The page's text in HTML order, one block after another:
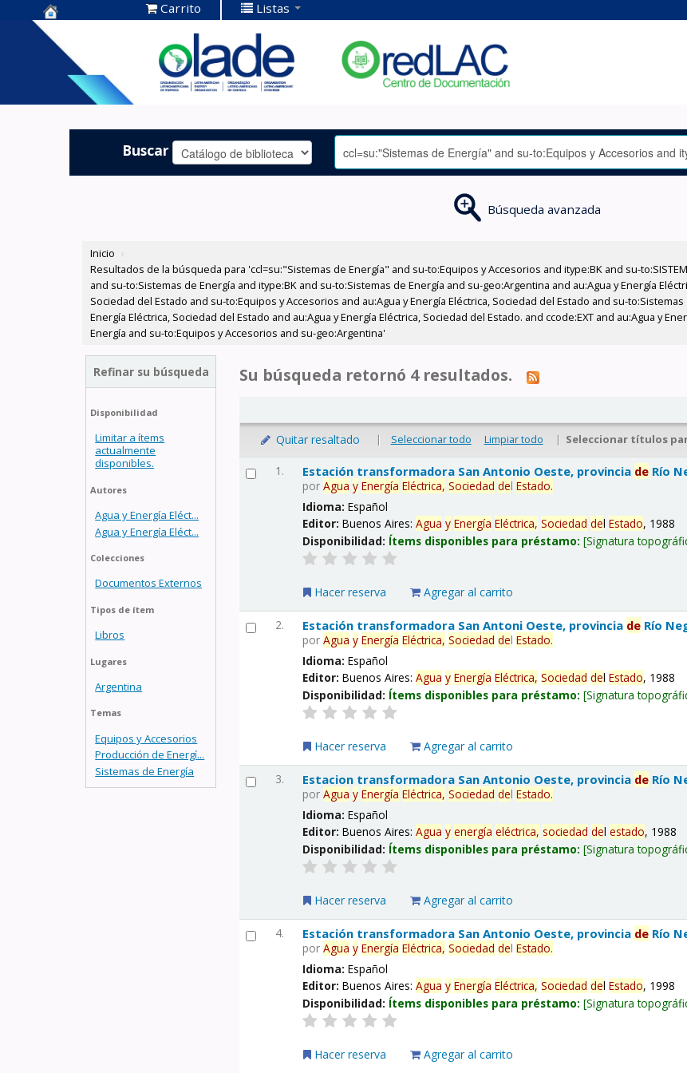
Centro de
Documentación
OLADE -
Carrito Listas
Buscar
Búsqueda avanzada
Inicio ›
Resultados de la búsqueda para 'ccl=su:"Sistemas de Energía" and su-to:Equipos y Accesorios and itype:BK and su-
and su-to:Sistemas de Energía and itype:BK and su-to:Sistemas de Energía and su-geo:Argentina and au:Agua y Energía
Sociedad del Estado and su-to:Equipos y Accesorios and au:Agua y Energía Eléctrica, Sociedad del Estado and su-
Energía Eléctrica, Sociedad del Estado and au:Agua y Energía Eléctrica, Sociedad del Estado. and ccode:EXT and au:Agua y
Energía and su-to:Equipos y Accesorios and su-geo:Argentina'
Refinar su búsqueda
Disponibilidad
Limitar a ítems
actualmente
disponibles.
Autores
Agua y Energía Eléct...
Agua y Energía Eléct...
Colecciones
Documentos Externos
Tipos de ítem
Libros
Lugares
Argentina
Temas
Equipos y Accesorios
Producción de Energí...
Sistemas de Energía
Su búsqueda retornó 4 resultados.
Quitar resaltado | Seleccionar todo Limpiar todo | Seleccionar títulos
1. Estación transformadora San Antonio Oeste, provincia de Río
porAgua y Energía Eléctrica, Sociedad delEstado.
Idioma:Español
Editor:Buenos Aires:Agua y Energía Eléctrica, Sociedad delEstado, 1988
Disponibilidad: Ítems disponibles para préstamo: Signatura
Hacer reserva Agregar al carrito
2. Estación transformadora San Antoni Oeste, provincia de Río
porAgua y Energía Eléctrica, Sociedad delEstado.
Idioma:Español
Editor:Buenos Aires:Agua y Energía Eléctrica, Sociedad delEstado, 1988
Disponibilidad: Ítems disponibles para préstamo: Signatura
Hacer reserva Agregar al carrito
3. Estacion transformadora San Antonio Oeste, provincia de Río
porAgua y Energía Eléctrica, Sociedad delEstado.
Idioma:Español
Editor:Buenos Aires:Agua y energía eléctrica, sociedad delestado, 1988
Disponibilidad: Ítems disponibles para préstamo: Signatura
Hacer reserva Agregar al carrito
4. Estación transformadora San Antonio Oeste, provincia de Río
porAgua y Energía Eléctrica, Sociedad delEstado.
Idioma:Español
Editor:Buenos Aires:Agua y Energía Eléctrica, Sociedad delEstado, 1998
Disponibilidad: Ítems disponibles para préstamo: Signatura
Hacer reserva Agregar al carrito